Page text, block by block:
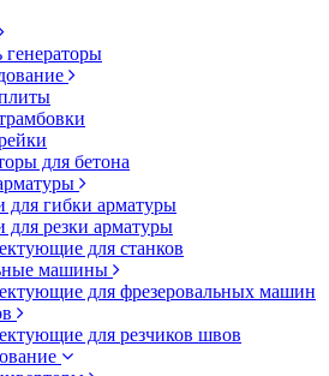
генераторы
для бетона
для гибки арматуры
для резки арматуры
для станков
машины
для фрезеровальных машин
для резчиков швов